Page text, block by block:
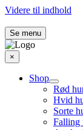
Videre til indhold
Se menu
×
Shop
Rød
Hvid
Sorte
Falling